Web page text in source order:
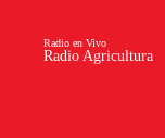
Radio Agricultura
Radio en Vivo